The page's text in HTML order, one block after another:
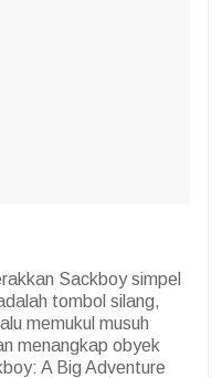
Sackboy simpel
tombol silang,
memukul musuh
menangkap obyek
A Big Adventure